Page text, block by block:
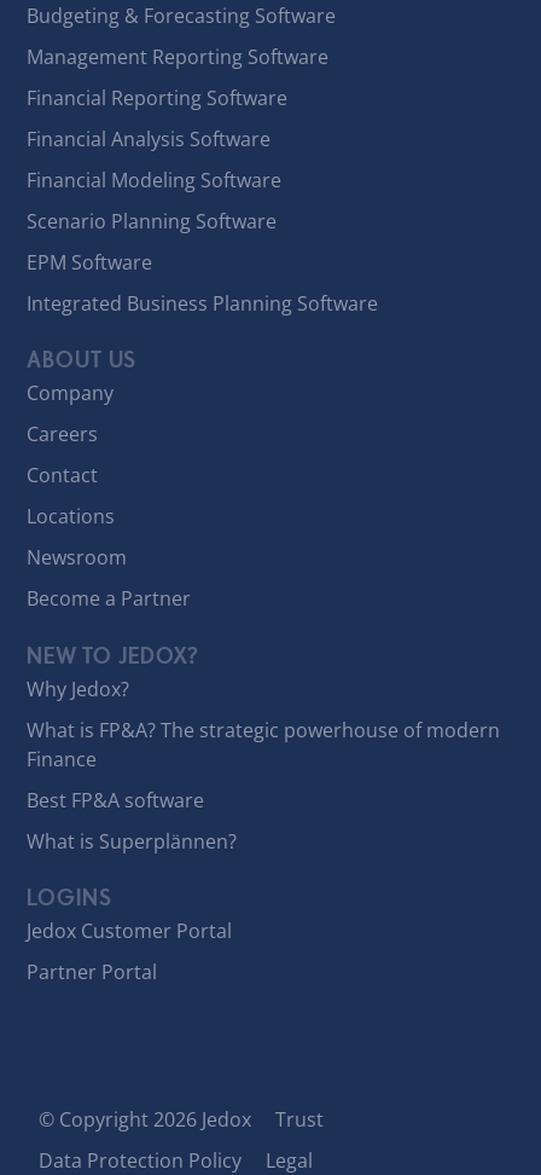
Budgeting & Forecasting Software
Management Reporting Software
Financial Reporting Software
Financial Analysis Software
Financial Modeling Software
Scenario Planning Software
EPM Software
Integrated Business Planning Software
ABOUT US
Company
Careers
Contact
Locations
Newsroom
Become a Partner
NEW TO JEDOX?
Why Jedox?
What is FP&A? The strategic powerhouse of modern
Finance
Best FP&A software
What is Superplännen?
LOGINS
Jedox Customer Portal
Partner Portal
© Copyright 2026 Jedox
Trust
Data Protection Policy
Legal